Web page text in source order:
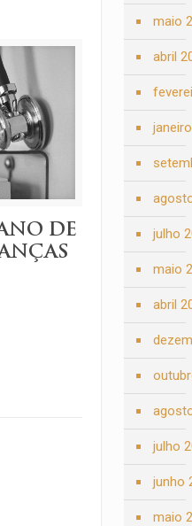
DE
maio
abril
julho
maio
abril
julho
junho
maio